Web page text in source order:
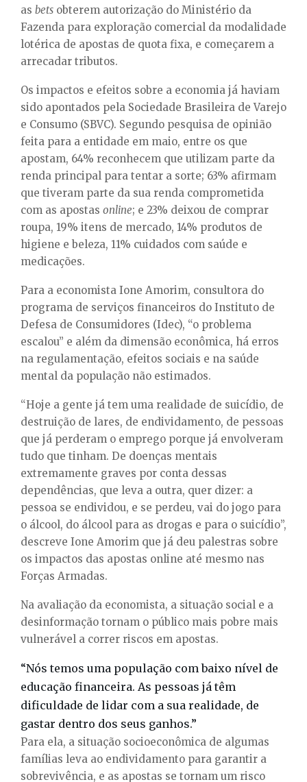
as bets obterem autorização do Ministério da
Fazenda para exploração comercial da modalidade
lotérica de apostas de quota fixa, e começarem a
arrecadar tributos.
Os impactos e efeitos sobre a economia já haviam
sido apontados pela Sociedade Brasileira de Varejo
e Consumo (SBVC). Segundo pesquisa de opinião
feita para a entidade em maio, entre os que
apostam, 64% reconhecem que utilizam parte da
renda principal para tentar a sorte; 63% afirmam
que tiveram parte da sua renda comprometida
com as apostas online; e 23% deixou de comprar
roupa, 19% itens de mercado, 14% produtos de
higiene e beleza, 11% cuidados com saúde e
medicações.
Para a economista Ione Amorim, consultora do
programa de serviços financeiros do Instituto de
Defesa de Consumidores (Idec), “o problema
escalou” e além da dimensão econômica, há erros
na regulamentação, efeitos sociais e na saúde
mental da população não estimados.
“Hoje a gente já tem uma realidade de suicídio, de
destruição de lares, de endividamento, de pessoas
que já perderam o emprego porque já envolveram
tudo que tinham. De doenças mentais
extremamente graves por conta dessas
dependências, que leva a outra, quer dizer: a
pessoa se endividou, e se perdeu, vai do jogo para
o álcool, do álcool para as drogas e para o suicídio”,
descreve Ione Amorim que já deu palestras sobre
os impactos das apostas online até mesmo nas
Forças Armadas.
Na avaliação da economista, a situação social e a
desinformação tornam o público mais pobre mais
vulnerável a correr riscos em apostas.
“Nós temos uma população com baixo nível de
educação financeira. As pessoas já têm
dificuldade de lidar com a sua realidade, de
gastar dentro dos seus ganhos.”
Para ela, a situação socioeconômica de algumas
famílias leva ao endividamento para garantir a
sobrevivência, e as apostas se tornam um risco